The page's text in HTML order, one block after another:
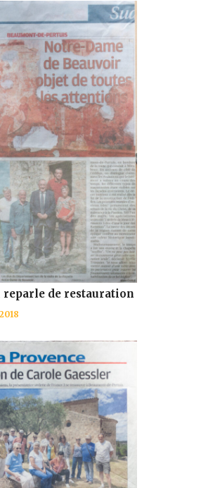
reparle de restauration